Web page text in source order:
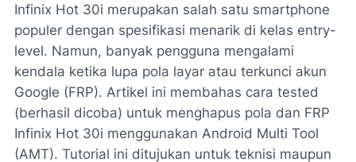
Infinix Hot 30i merupakan salah satu smartphone
populer dengan spesifikasi menarik di kelas entry-
level. Namun, banyak pengguna mengalami
kendala ketika lupa pola layar atau terkunci akun
Google (FRP). Artikel ini membahas cara tested
(berhasil dicoba) untuk menghapus pola dan FRP
Infinix Hot 30i menggunakan Android Multi Tool
(AMT). Tutorial ini ditujukan untuk teknisi maupun